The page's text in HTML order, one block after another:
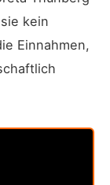
kein
Einnahmen,